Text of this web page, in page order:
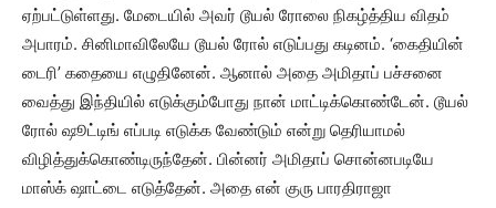
ஏற்பட்டுள்ளது. மேடையில் அவர் டூயல் ரோலை நிகழ்த்திய விதம்
அபாரம். சினிமாவிலேயே டூயல் ரோல் எடுப்பது கடினம். ‘கைதியின்
டைரி’ கதையை எழுதினேன். ஆனால் அதை அமிதாப் பச்சனை
வைத்து இந்தியில் எடுக்கும்போது நான் மாட்டிக்கொண்டேன். டூயல்
ரோல் ஷூட்டிங் எப்படி எடுக்க வேண்டும் என்று தெரியாமல்
விழித்துக்கொண்டிருந்தேன். பின்னர் அமிதாப் சொன்னபடியே
மாஸ்க் ஷாட்டை எடுத்தேன். அதை என் குரு பாரதிராஜா